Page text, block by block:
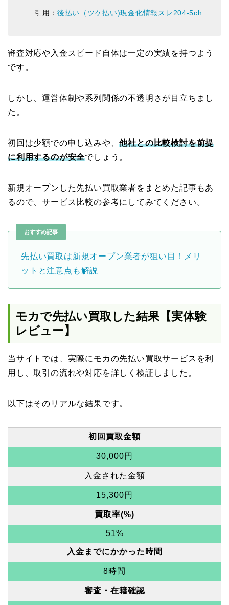
引用： 後払い（ツケ払い)現金化情報スレ204-5ch
審査対応や入金スピード自体は一定の実績を持つよう
です。
しかし、運営体制や系列関係の不透明さが目立ちまし
た。
初回は少額での申し込みや、他社との比較検討を前提
に利用するのが安全でしょう。
新規オープンした先払い買取業者をまとめた記事もあ
るので、サービス比較の参考にしてみてください。
おすすめ記事
先払い買取は新規オープン業者が狙い目！メリ
ットと注意点も解説
モカで先払い買取した結果【実体験
レビュー】
当サイトでは、実際にモカの先払い買取サービスを利
用し、取引の流れや対応を詳しく検証しました。
以下はそのリアルな結果です。
初回買取金額
30,000円
入金された金額
15,300円
買取率(%)
51%
入金までにかかった時間
8時間
審査・在籍確認